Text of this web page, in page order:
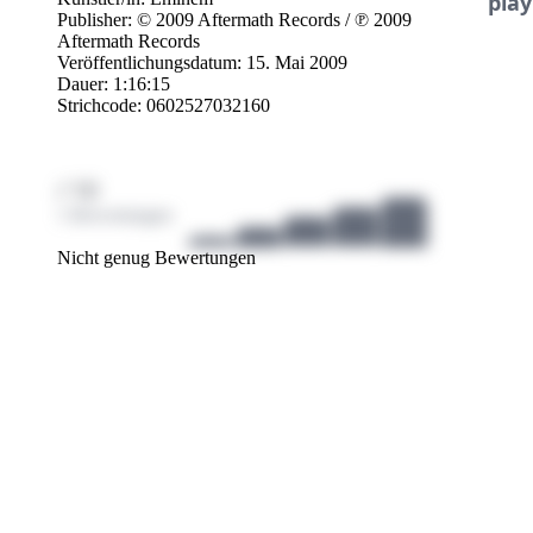
Publisher: © 2009 Aftermath Records /℗ 2009
Aftermath Records
Veröffentlichungsdatum: 15. Mai 2009
Dauer: 1:16:15
Strichcode: 0602527032160
Nicht genug Bewertungen